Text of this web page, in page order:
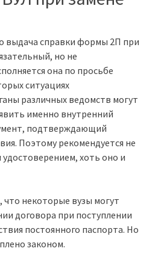
выдача справки формы 2П при
но не
она по просьбе
ситуациях
различных ведомств могут
именно внутренний
подтверждающий
Поэтому рекомендуется не
хоть оно и
некоторые вузы могут
договора при поступлении
постоянного паспорта. Но
законом.